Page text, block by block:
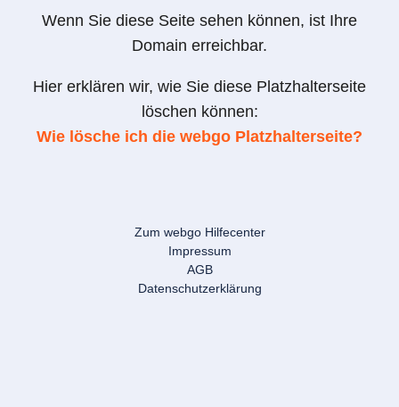
Wenn Sie diese Seite sehen können, ist Ihre
Domain erreichbar.
Hier erklären wir, wie Sie diese Platzhalterseite
löschen können:
Wie lösche ich die webgo Platzhalterseite?
Zum webgo Hilfecenter
Impressum
AGB
Datenschutzerklärung